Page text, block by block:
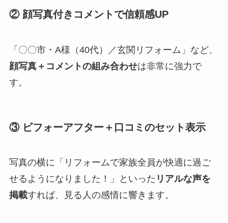
② 顔写真付きコメントで信頼感UP
「〇〇市・A様（40代）／玄関リフォーム」など、
顔写真＋コメントの組み合わせは非常に強力で
す。
③ ビフォーアフター＋口コミのセット表示
写真の横に「リフォームで家族全員が快適に過ご
せるようになりました！」といった リアルな声を
掲載すれば、見る人の感情に響きます。